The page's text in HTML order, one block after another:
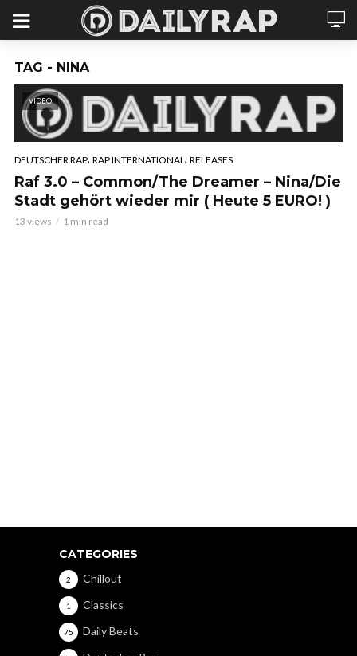
TAG - NINA
VIDEO
DEUTSCHER RAP, RAP INTERNATIONAL , RELEASES
Raf 3.0 – Common/The Dreamer – Nina/Die
Stadt gehört wieder mir ( Heute 5 EURO! )
13 views 1 min read
CATEGORIES
Chillout
2
Classics
1
Daily Beats
75